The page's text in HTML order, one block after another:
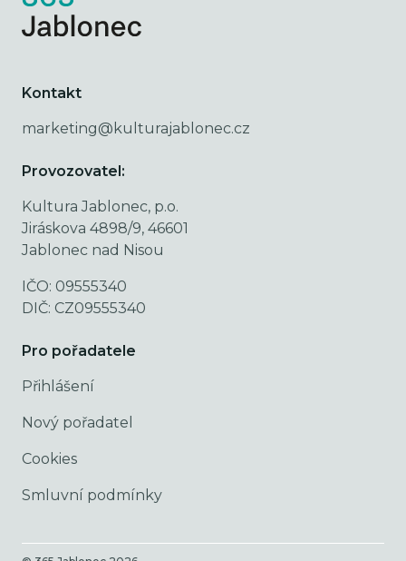
Kontakt
marketing@kulturajablonec.cz
Provozovatel:
Kultura Jablonec, p.o.
Jiráskova 4898/9, 46601
Jablonec nad Nisou
IČO: 09555340
DIČ: CZ09555340
Pro pořadatele
Přihlášení
Nový pořadatel
Cookies
Smluvní podmínky